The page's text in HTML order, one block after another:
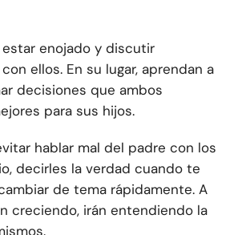
enojado y discutir
ellos. En su lugar, aprendan a
decisiones que ambos
para sus hijos.
hablar mal del padre con los
decirles la verdad cuando te
de tema rápidamente. A
creciendo, irán entendiendo la